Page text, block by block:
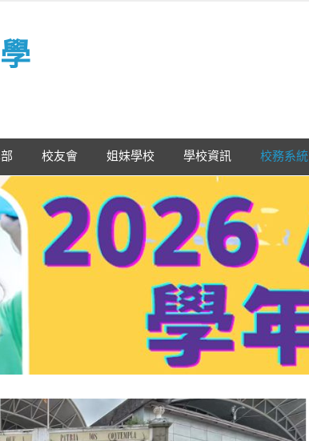
校友會 姐妹學校 學校資訊 校務系統